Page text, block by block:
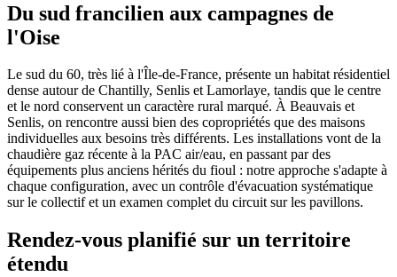
Du sud francilien aux campagnes de
l'Oise
Le sud du 60, très lié à l'Île-de-France, présente un habitat résidentiel
dense autour de Chantilly, Senlis et Lamorlaye, tandis que le centre
et le nord conservent un caractère rural marqué. À Beauvais et
Senlis, on rencontre aussi bien des copropriétés que des maisons
individuelles aux besoins très différents. Les installations vont de la
chaudière gaz récente à la PAC air/eau, en passant par des
équipements plus anciens hérités du fioul : notre approche s'adapte à
chaque configuration, avec un contrôle d'évacuation systématique
sur le collectif et un examen complet du circuit sur les pavillons.
Rendez-vous planifié sur un territoire
étendu